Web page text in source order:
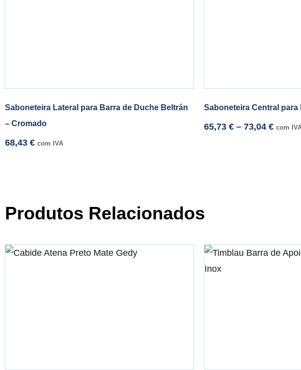
Saboneteira Lateral para Barra de Duche Beltrán
– Cromado
68,43 € com IVA
Saboneteira Central
65,73 € – 73,04 € com
Produtos Relacionados